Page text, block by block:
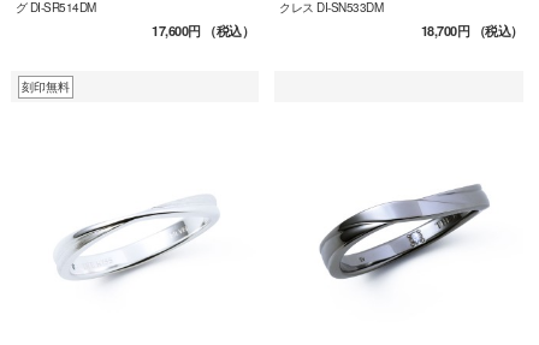
グ DI-SR514DM
17,600円（税込）
クレス DI-SN533DM
18,700円（税込）
刻印無料